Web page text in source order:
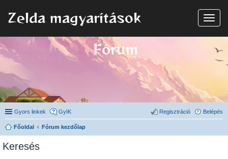
N
a
Zelda magyarítások
Fórum
Gyors linkek GyIK Belépés
Regisztráció
Főoldal Fórum kezdőlap
Keresés